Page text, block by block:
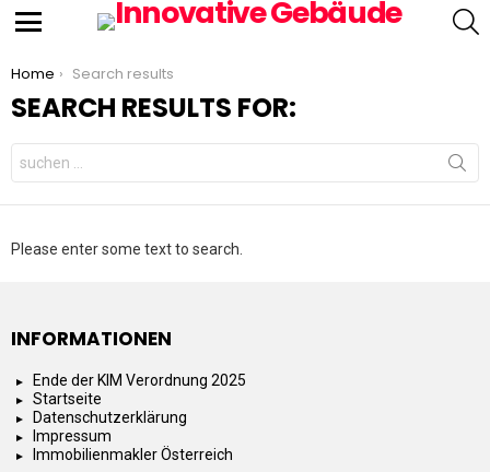
You are here:
Home Search results
SEARCH RESULTS FOR:
Search
for:
Please enter some text to search.
INFORMATIONEN
Ende der KIM Verordnung 2025
Startseite
Datenschutzerklärung
Impressum
Immobilienmakler Österreich